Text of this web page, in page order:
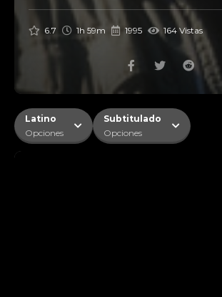
6.7 1h 59m 1995 164 Vistas
Latino
Opciones
Subtitulado
Opciones